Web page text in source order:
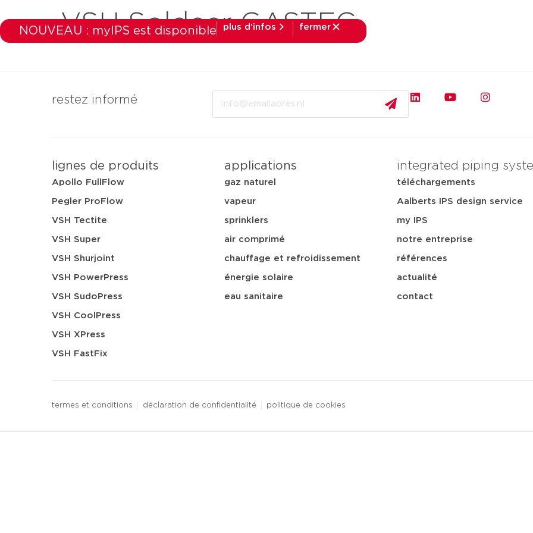
NOUVEAU : myIPS est disponible plus d’infos
fermer
VSH Soldeer GASTEC
restez informé
lignes de produits
Apollo FullFlow
Pegler ProFlow
VSH Tectite
VSH Super
VSH Shurjoint
VSH PowerPress
VSH SudoPress
VSH CoolPress
VSH XPress
VSH FastFix
applications
gaz naturel
vapeur
sprinklers
air comprimé
chauffage et refroidissement
énergie solaire
eau sanitaire
integrated piping
téléchargements
Aalberts IPS design service
my IPS
notre entreprise
références
actualité
contact
termes et conditions déclaration de confidentialité politique de cookies